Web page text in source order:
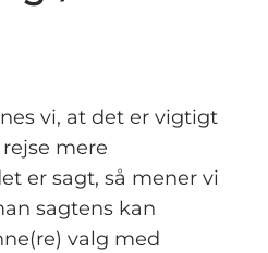
vi, at det er vigtigt
mere
er sagt, så mener vi
sagtens kan
valg med